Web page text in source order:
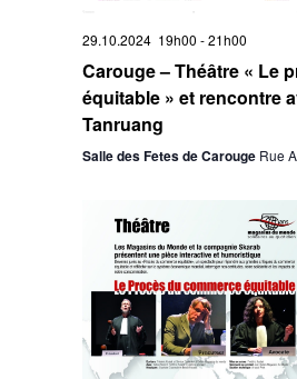
29.10.2024 19h00 -21h00
Carouge – Théâtre « Le
équitable » et rencontre
Tanruang
Salle des Fetes de Carouge Rue